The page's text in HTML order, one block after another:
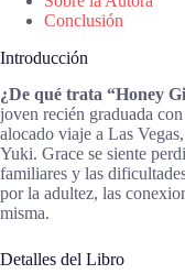
Conclusión
Introducción
¿De qué trata “Honey
joven recién graduada
alocado viaje a Las
Yuki. Grace se siente
familiares y las
por la adultez, las
misma.
Detalles del Libro